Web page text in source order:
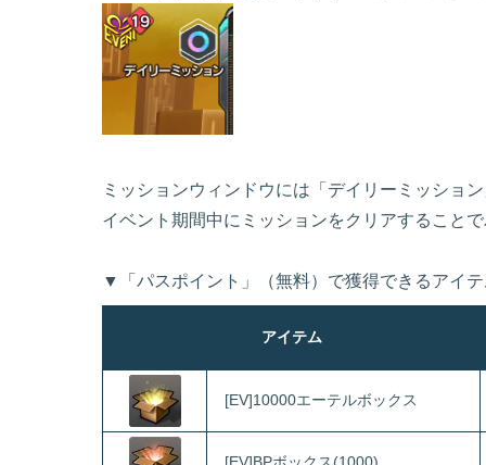
ミッションウィンドウには「デイリーミッショ
イベント期間中にミッションをクリアすること
▼「パスポイント」（無料）で獲得できるアイ
アイテム
[EV]10000エーテルボックス